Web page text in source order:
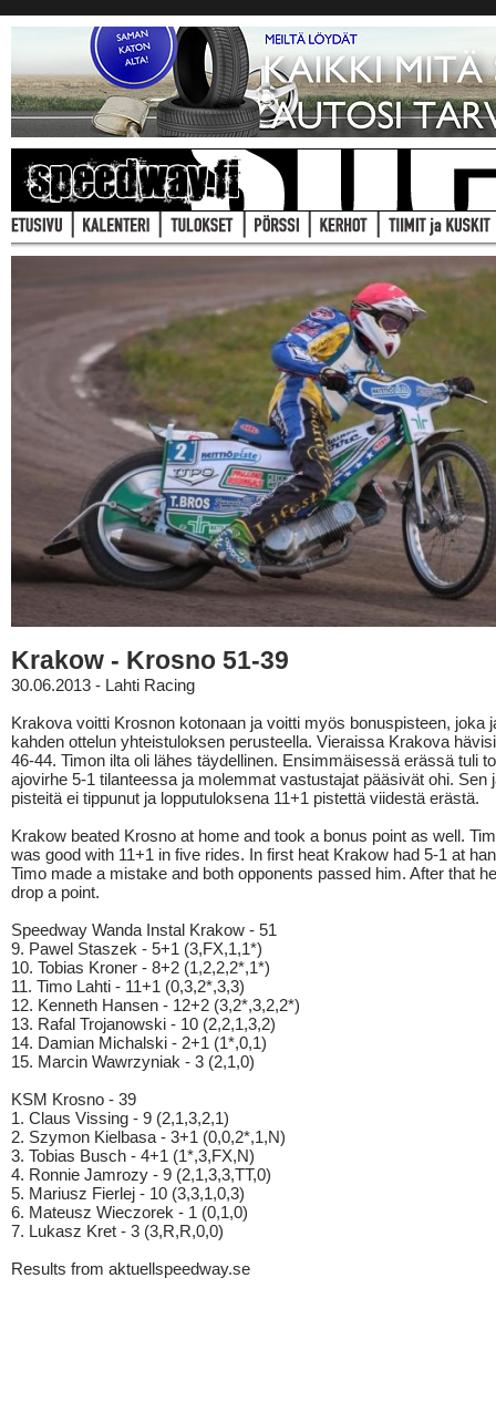
Krakow - Krosno 51-39
30.06.2013 - Lahti Racing
Krakova voitti Krosnon kotonaan ja voitti myös bonuspisteen, joka
kahden ottelun yhteistuloksen perusteella. Vieraissa Krakova
46-44. Timon ilta oli lähes täydellinen. Ensimmäisessä erässä tuli
ajovirhe 5-1 tilanteessa ja molemmat vastustajat pääsivät ohi. Sen
pisteitä ei tippunut ja lopputuloksena 11+1 pistettä viidestä erästä.
Krakow beated Krosno at home and took a bonus point as well.
was good with 11+1 in five rides. In first heat Krakow had 5-1 at
Timo made a mistake and both opponents passed him. After that
drop a point.
Speedway Wanda Instal Krakow - 51
9. Pawel Staszek - 5+1 (3,FX,1,1*)
10. Tobias Kroner - 8+2 (1,2,2,2*,1*)
11. Timo Lahti - 11+1 (0,3,2*,3,3)
12. Kenneth Hansen - 12+2 (3,2*,3,2,2*)
13. Rafal Trojanowski - 10 (2,2,1,3,2)
14. Damian Michalski - 2+1 (1*,0,1)
15. Marcin Wawrzyniak - 3 (2,1,0)
KSM Krosno - 39
1. Claus Vissing - 9 (2,1,3,2,1)
2. Szymon Kielbasa - 3+1 (0,0,2*,1,N)
3. Tobias Busch - 4+1 (1*,3,FX,N)
4. Ronnie Jamrozy - 9 (2,1,3,3,TT,0)
5. Mariusz Fierlej - 10 (3,3,1,0,3)
6. Mateusz Wieczorek - 1 (0,1,0)
7. Lukasz Kret - 3 (3,R,R,0,0)
Results from aktuellspeedway.se